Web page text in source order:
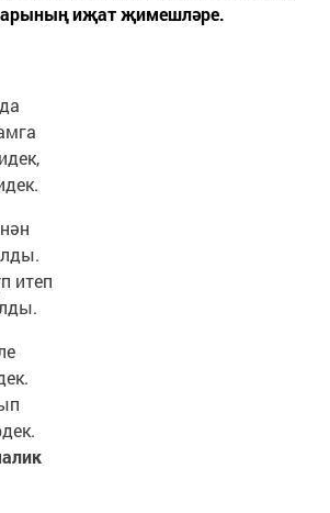
иҗат җимешләре.
итеп